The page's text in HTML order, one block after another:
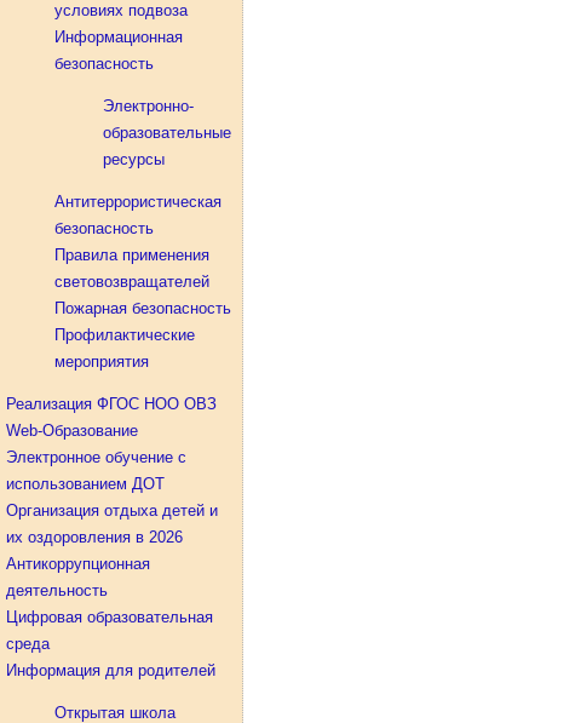
условиях подвоза
Информационная
безопасность
Электронно-
образовательные
ресурсы
Антитеррористическая
безопасность
Правила применения
световозвращателей
Пожарная безопасность
Профилактические
мероприятия
Реализация ФГОС НОО ОВЗ
Web-Образование
Электронное обучение с
использованием ДОТ
Организация отдыха детей и
их оздоровления в 2026
Антикоррупционная
деятельность
Цифровая образовательная
среда
Информация для родителей
Открытая школа